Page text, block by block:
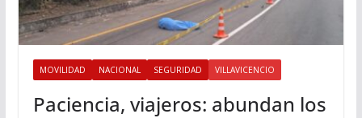
MOVILIDAD NACIONAL SEGURIDAD VILLAVICENCIO
Paciencia, viajeros: abundan los